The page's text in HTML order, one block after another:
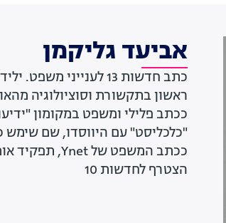
אביעד גליקמן
"כלכליסט" עם היווסדו, שם שימש
הצטרף לחדשות 10